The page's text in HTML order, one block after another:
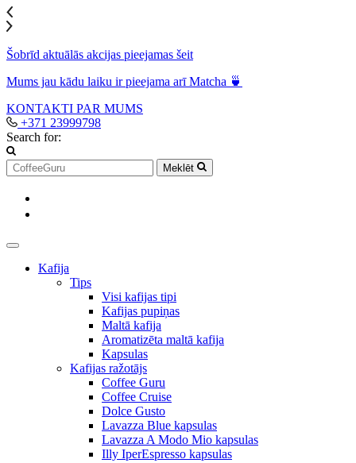
Šobrīd aktuālās akcijas pieejamas šeit
Mums jau kādu laiku ir pieejama arī Matcha 🍵
KONTAKTI PAR MUMS
+371 23999798
Search for:
Meklēt
Kafija
Tips
Visi kafijas tipi
Kafijas pupiņas
Maltā kafija
Aromatizēta maltā kafija
Kapsulas
Kafijas ražotājs
Coffee Guru
Coffee Cruise
Dolce Gusto
Lavazza Blue kapsulas
Lavazza A Modo Mio kapsulas
Illy IperEspresso kapsulas